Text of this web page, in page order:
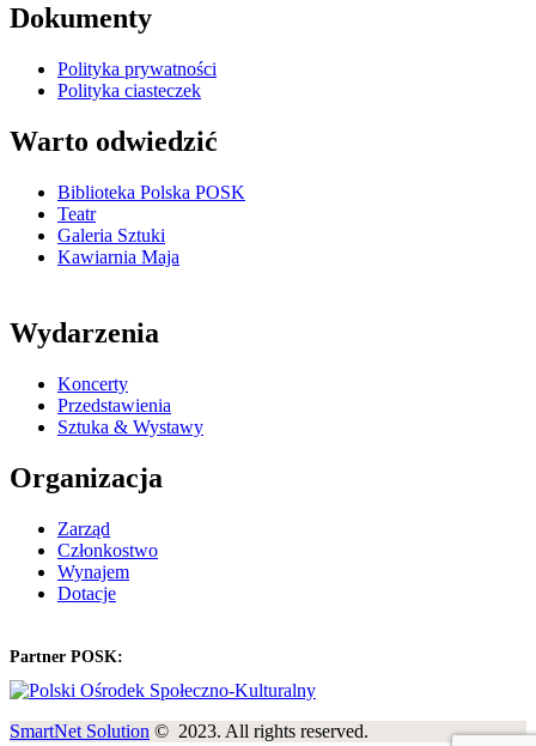
Dokumenty
Polityka prywatności
Polityka ciasteczek
Warto odwiedzić
Biblioteka Polska POSK
Teatr
Galeria Sztuki
Kawiarnia Maja
Wydarzenia
Koncerty
Przedstawienia
Sztuka & Wystawy
Organizacja
Zarząd
Członkostwo
Wynajem
Dotacje
Partner POSK:
SmartNet Solution © 2023. All rights reserved.